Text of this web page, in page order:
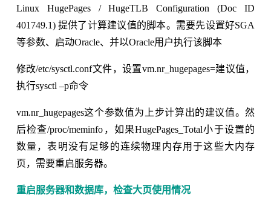
Linux HugePages / HugeTLB Configuration (Doc ID
401749.1) 提供了计算建议值的脚本。需要先设置好SGA
等参数、启动Oracle、并以Oracle用户执行该脚本
修改/etc/sysctl.conf文件，设置vm.nr_hugepages=建议值，
执行sysctl –p命令
vm.nr_hugepages这个参数值为上步计算出的建议值。然
后检查/proc/meminfo，如果HugePages_Total小于设置的
数量，表明没有足够的连续物理内存用于这些大内存
页，需要重启服务器。
重启服务器和数据库，检查大页使用情况